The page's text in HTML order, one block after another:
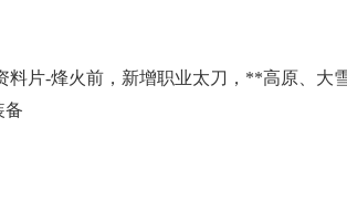
片-烽火前，新增职业太刀，**高原、大
备